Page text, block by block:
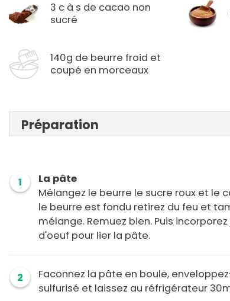
3 c à s de cacao non
sucré
140g de beurre froid et
coupé en morceaux
Préparation
1
La pâte
Mélangez le beurre le sucre roux et le
le beurre est fondu retirez du feu et
mélange. Remuez bien. Puis
d'oeuf pour lier la pâte.
2
Faconnez la pâte en boule,
sulfurisé et laissez au réfrigérateur